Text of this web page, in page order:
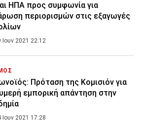
ΗΠΑ προς συμφωνία για
περιορισμών στις εξαγωγές
Ιουν 2021 22:12
Πρόταση της Κομισιόν για
εμπορική απάντηση στην
Ιουν 2021 17:28